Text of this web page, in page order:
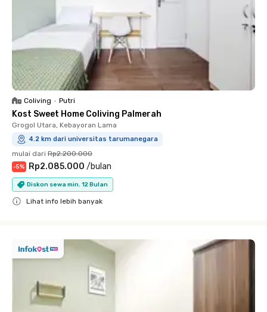
Coliving • Putri
Kost Sweet Home Coliving Palmerah
Grogol Utara, Kebayoran Lama
4.2 km dari universitas tarumanegara
mulai dari Rp2.200.000
-5% Rp2.085.000 /bulan
Diskon sewa min. 12 Bulan
Lihat info lebih banyak